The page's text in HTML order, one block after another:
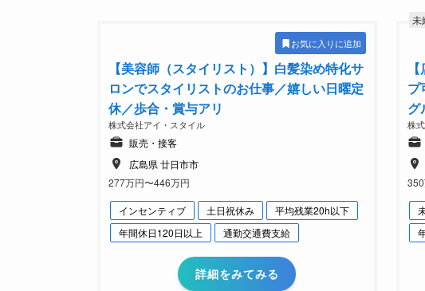
お気に入りに追加
【美容師（スタイリスト）】白髪染め特化サ
ロンでスタイリストのお仕事／嬉しい日曜定
休／歩合・賞与アリ
株式会社アイ・スタイル
販売・接客
広島県 廿日市市
277万円〜446万円
インセンティブ 土日祝休み
平均残業20h以下
年間休日120日以上
通勤交通費支給
詳細をみてみる
未
プ
グ
株